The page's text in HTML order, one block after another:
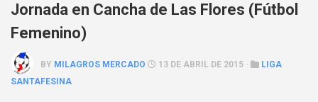
Jornada en Cancha de Las Flores (Fútbol
Femenino)
BY MILAGROS MERCADO 13 DE ABRIL DE 2015 ·
LIGA
SANTAFESINA